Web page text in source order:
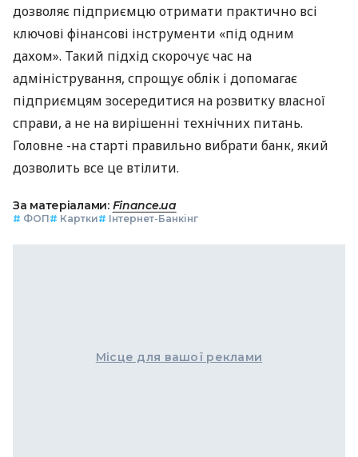
дозволяє підприємцю отримати практично всі
ключові фінансові інструменти «під одним
дахом». Такий підхід скорочує час на
адміністрування, спрощує облік і допомагає
підприємцям зосередитися на розвитку власної
справи, а не на вирішенні технічних питань.
Головне -на старті правильно вибрати банк, який
дозволить все це втілити.
За матеріалами: Finance.ua
# ФОП# Картки# Інтернет-Банкінг
Місце для вашої реклами